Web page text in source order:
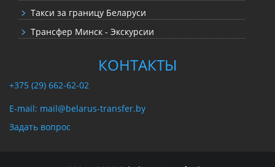
Такси за границу Беларуси
Трансфер Минск - Экскурсии
КОНТАКТЫ
+375 (29) 662-62-02
E-mail: mail@belarus-transfer.by
Задать вопрос